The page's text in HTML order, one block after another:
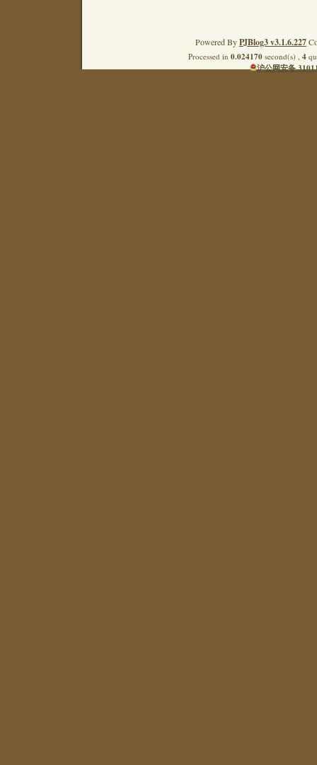
Powered ByPJBlog3 v3.1.6.227
Processed in 0.024170second(s) , 4
沪公网安备